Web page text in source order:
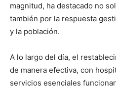
magnitud, ha destacado no
también por la respuesta
y la población.
A lo largo del día, el
de manera efectiva, con
servicios esenciales